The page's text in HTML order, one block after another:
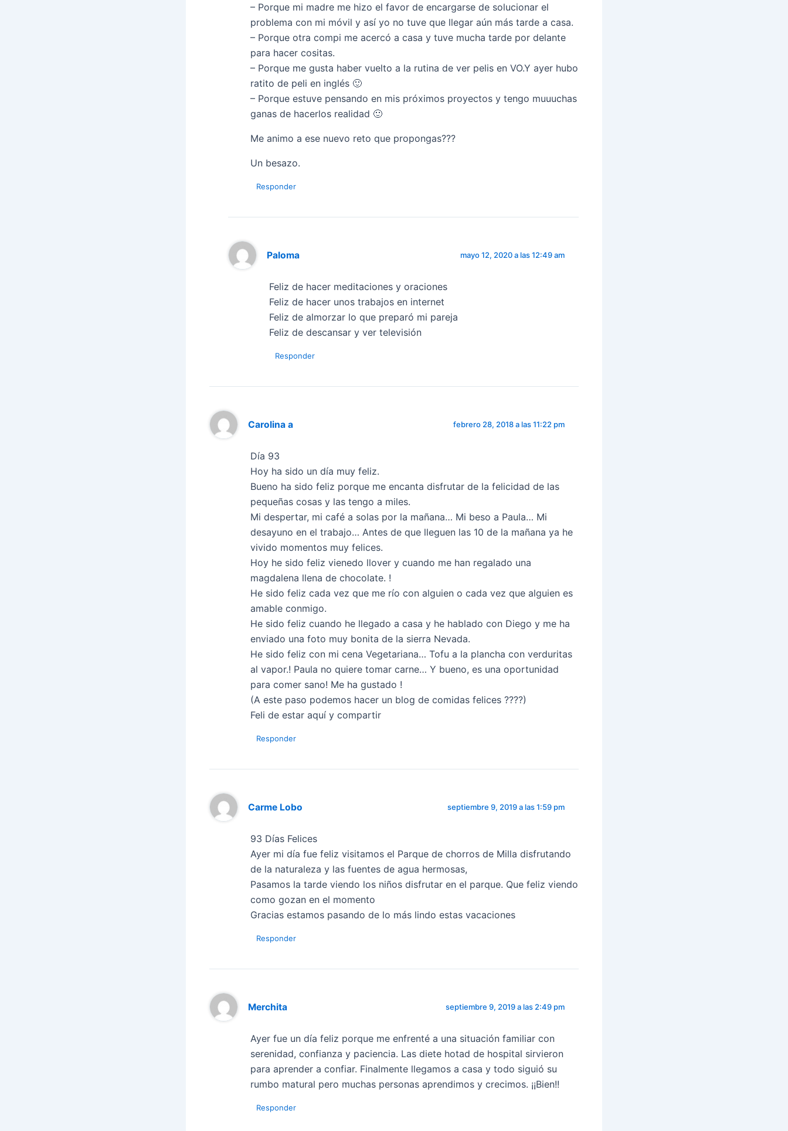
– Porque mi madre me hizo el favor de encargarse de solucionar el
problema con mi móvil y así yo no tuve que llegar aún más tarde a casa.
– Porque otra compi me acercó a casa y tuve mucha tarde por delante
para hacer cositas.
– Porque me gusta haber vuelto a la rutina de ver pelis en VO.Y ayer hubo
ratito de peli en inglés 🙂
– Porque estuve pensando en mis próximos proyectos y tengo muuuchas
ganas de hacerlos realidad 🙂
Me animo a ese nuevo reto que propongas???
Un besazo.
Responder
Paloma mayo 12, 2020 a las 12:49 am
Feliz de hacer meditaciones y oraciones
Feliz de hacer unos trabajos en internet
Feliz de almorzar lo que preparó mi pareja
Feliz de descansar y ver televisión
Responder
Carolina a febrero 28, 2018 a las 11:22 pm
Día 93
Hoy ha sido un día muy feliz.
Bueno ha sido feliz porque me encanta disfrutar de la felicidad de las
pequeñas cosas y las tengo a miles.
Mi despertar, mi café a solas por la mañana… Mi beso a Paula… Mi
desayuno en el trabajo… Antes de que lleguen las 10 de la mañana ya he
vivido momentos muy felices.
Hoy he sido feliz vienedo llover y cuando me han regalado una
magdalena llena de chocolate. !
He sido feliz cada vez que me río con alguien o cada vez que alguien es
amable conmigo.
He sido feliz cuando he llegado a casa y he hablado con Diego y me ha
enviado una foto muy bonita de la sierra Nevada.
He sido feliz con mi cena Vegetariana… Tofu a la plancha con verduritas
al vapor.! Paula no quiere tomar carne… Y bueno, es una oportunidad
para comer sano! Me ha gustado !
(A este paso podemos hacer un blog de comidas felices ????)
Feli de estar aquí y compartir
Responder
Carme Lobo septiembre 9, 2019 a las 1:59 pm
93 Días Felices
Ayer mi día fue feliz visitamos el Parque de chorros de Milla disfrutando
de la naturaleza y las fuentes de agua hermosas,
Pasamos la tarde viendo los niños disfrutar en el parque. Que feliz viendo
como gozan en el momento
Gracias estamos pasando de lo más lindo estas vacaciones
Responder
Merchita septiembre 9, 2019 a las 2:49 pm
Ayer fue un día feliz porque me enfrenté a una situación familiar con
serenidad, confianza y paciencia. Las diete hotad de hospital sirvieron
para aprender a confiar. Finalmente llegamos a casa y todo siguió su
rumbo matural pero muchas personas aprendimos y crecimos. ¡¡Bien!!
Responder